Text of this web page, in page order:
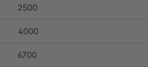
2500
4000
6700